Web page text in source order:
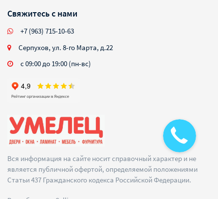
Вся информация на сайте носит справочный характер и не
является публичной офертой, определяемой положениями
Статьи 437 Гражданского кодекса Российской Федерации.
Свяжитесь с нами
+7 (963) 715-10-63
Серпухов, ул. 8-го Марта, д.22
с 09:00 до 19:00 (пн-вс)